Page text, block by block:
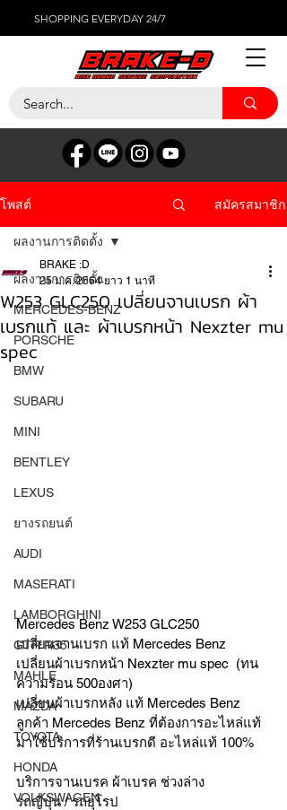
SHOPPING EVERYDAY 24/7
โพสต์ สมัครสมาชิก
ผลงานการติดตั้ง
MERCEDES-BENZ
PORSCHE
BMW
SUBARU
MINI
BENTLEY
LEXUS
ยางรถยนต์
AUDI
MASERATI
LAMBORGHINI
GTR R35
MAHLE
MAZDA
TOYOTA
HONDA
VOLKSWAGEN
ผลงานการติดตั้ง
W253 GLC250 เปลี่ยนจานเบรก ผ้า
เบรกแท้ และ ผ้าเบรกหน้า Nexzter mu
spec
BRAKE :D
25 ม.ค. 2564 ยาว 1 นาที
Mercedes Benz W253 GLC250
เปลี่ยนจานเบรก แท้ Mercedes Benz
เปลี่ยนผ้าเบรกหน้า Nexzter mu spec  (ทน
ความร้อน 500องศา)
เปลี่ยนผ้าเบรกหลัง แท้ Mercedes Benz
ลูกค้า Mercedes Benz ที่ต้องการอะไหล่แท้
มาใช้บริการที่ร้านเบรกดี อะไหล่แท้ 100%
บริการจานเบรค ผ้าเบรค ช่วงล่าง
รถญี่ปุ่น / รถยุโรป